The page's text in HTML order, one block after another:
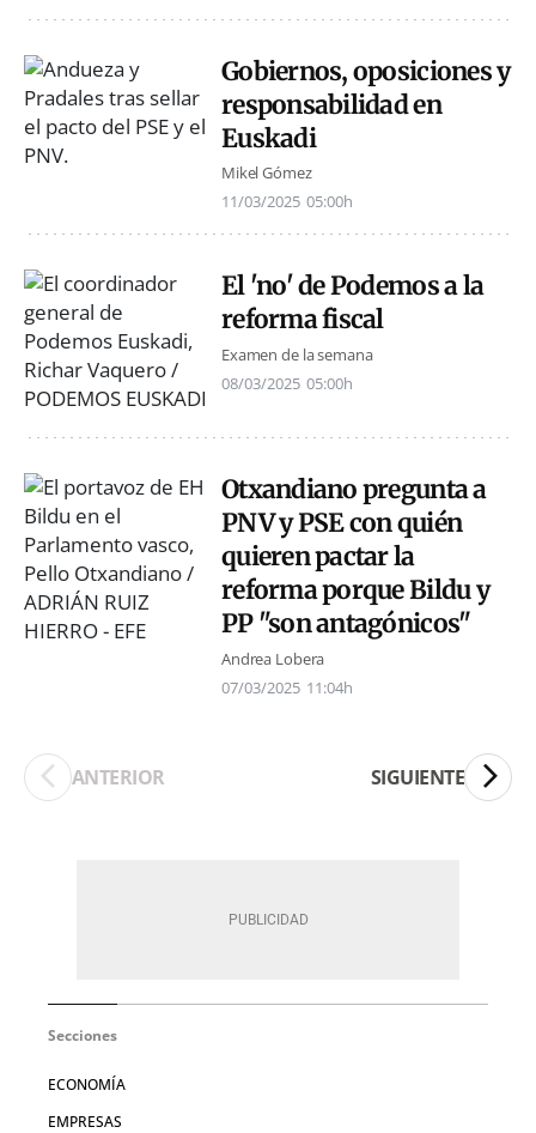
Gobiernos, oposiciones y
responsabilidad en
Euskadi
Mikel Gómez
11/03/2025 05:00h
El 'no' de Podemos a la
reforma fiscal
Examen de la semana
08/03/2025 05:00h
Otxandiano pregunta a
PNV y PSE con quién
quieren pactar la
reforma porque Bildu y
PP "son antagónicos"
Andrea Lobera
07/03/2025 11:04h
ANTERIOR SIGUIENTE
Secciones
ECONOMÍA
EMPRESAS